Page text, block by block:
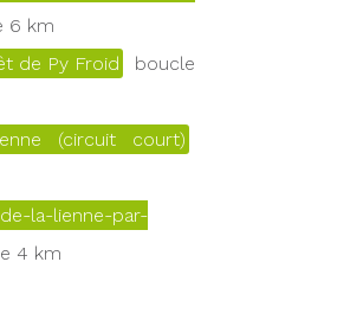
6 km
de Py Froid
boucle
(circuit court)
la-lienne-par-
4 km